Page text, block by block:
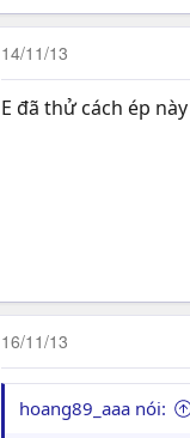
14/11/13
E đã thử cách ép
16/11/13
hoang89_aaa nói: